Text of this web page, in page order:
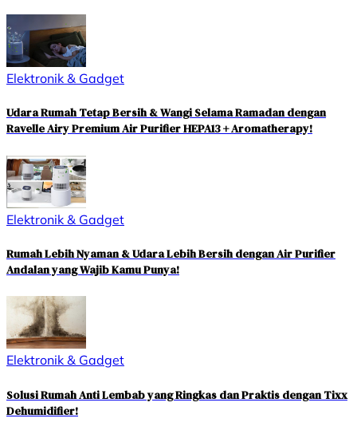
Elektronik & Gadget
Udara Rumah Tetap Bersih & Wangi Selama Ramadan dengan
Ravelle Airy Premium Air Purifier HEPA13 + Aromatherapy!
Elektronik & Gadget
Rumah Lebih Nyaman & Udara Lebih Bersih dengan Air Purifier
Andalan yang Wajib Kamu Punya!
Elektronik & Gadget
Solusi Rumah Anti Lembab yang Ringkas dan Praktis dengan Tixx
Dehumidifier!